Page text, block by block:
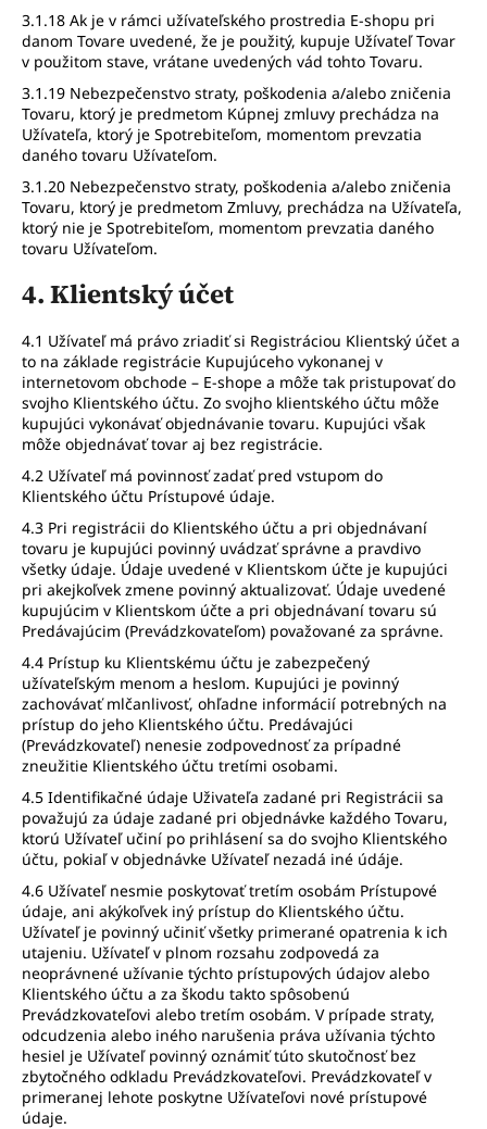
3.1.18 Ak je v rámci užívateľského prostredia E-shopu pri
danom Tovare uvedené, že je použitý, kupuje Užívateľ Tovar
v použitom stave, vrátane uvedených vád tohto Tovaru.
3.1.19 Nebezpečenstvo straty, poškodenia a/alebo zničenia
Tovaru, ktorý je predmetom Kúpnej zmluvy prechádza na
Užívateľa, ktorý je Spotrebiteľom, momentom prevzatia
daného tovaru Užívateľom.
3.1.20 Nebezpečenstvo straty, poškodenia a/alebo zničenia
Tovaru, ktorý je predmetom Zmluvy, prechádza na Užívateľa,
ktorý nie je Spotrebiteľom, momentom prevzatia daného
tovaru Užívateľom.
4. Klientský účet
4.1 Užívateľ má právo zriadiť si Registráciou Klientský účet a
to na základe registrácie Kupujúceho vykonanej v
internetovom obchode – E-shope a môže tak pristupovať do
svojho Klientského účtu. Zo svojho klientského účtu môže
kupujúci vykonávať objednávanie tovaru. Kupujúci však
môže objednávať tovar aj bez registrácie.
4.2 Užívateľ má povinnosť zadať pred vstupom do
Klientského účtu Prístupové údaje.
4.3 Pri registrácii do Klientského účtu a pri objednávaní
tovaru je kupujúci povinný uvádzať správne a pravdivo
všetky údaje. Údaje uvedené v Klientskom účte je kupujúci
pri akejkoľvek zmene povinný aktualizovať. Údaje uvedené
kupujúcim v Klientskom účte a pri objednávaní tovaru sú
Predávajúcim (Prevádzkovateľom) považované za správne.
4.4 Prístup ku Klientskému účtu je zabezpečený
užívateľským menom a heslom. Kupujúci je povinný
zachovávať mlčanlivosť, ohľadne informácií potrebných na
prístup do jeho Klientského účtu. Predávajúci
(Prevádzkovateľ) nenesie zodpovednosť za prípadné
zneužitie Klientského účtu tretími osobami.
4.5 Identifikačné údaje Uživateľa zadané pri Registrácii sa
považujú za údaje zadané pri objednávke každého Tovaru,
ktorú Užívateľ učiní po prihlásení sa do svojho Klientského
účtu, pokiaľ v objednávke Užívateľ nezadá iné údáje.
4.6 Užívateľ nesmie poskytovať tretím osobám Prístupové
údaje, ani akýkoľvek iný prístup do Klientského účtu.
Užívateľ je povinný učiniť všetky primerané opatrenia k ich
utajeniu. Užívateľ v plnom rozsahu zodpovedá za
neoprávnené užívanie týchto prístupových údajov alebo
Klientského účtu a za škodu takto spôsobenú
Prevádzkovateľovi alebo tretím osobám. V prípade straty,
odcudzenia alebo iného narušenia práva užívania týchto
hesiel je Užívateľ povinný oznámiť túto skutočnosť bez
zbytočného odkladu Prevádzkovateľovi. Prevádzkovateľ v
primeranej lehote poskytne Užívateľovi nové prístupové
údaje.